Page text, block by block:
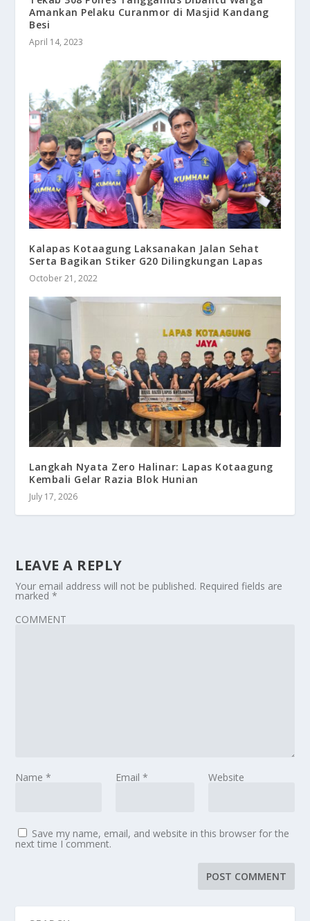
Amankan Pelaku Curanmor di Masjid Kandang
Besi
April 14, 2023
Kalapas Kotaagung Laksanakan Jalan Sehat
Serta Bagikan Stiker G20 Dilingkungan Lapas
October 21, 2022
Langkah Nyata Zero Halinar: Lapas Kotaagung
Kembali Gelar Razia Blok Hunian
July 17, 2026
LEAVE A REPLY
Your email address will not be published. Required fields are
marked*
COMMENT
Name* Email * Website
Save my name, email, and website in this browser for the
next time I comment.